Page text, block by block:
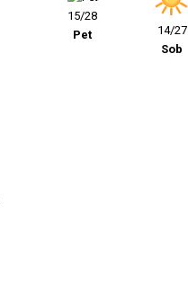
15/28
Pet
14/27
Sob